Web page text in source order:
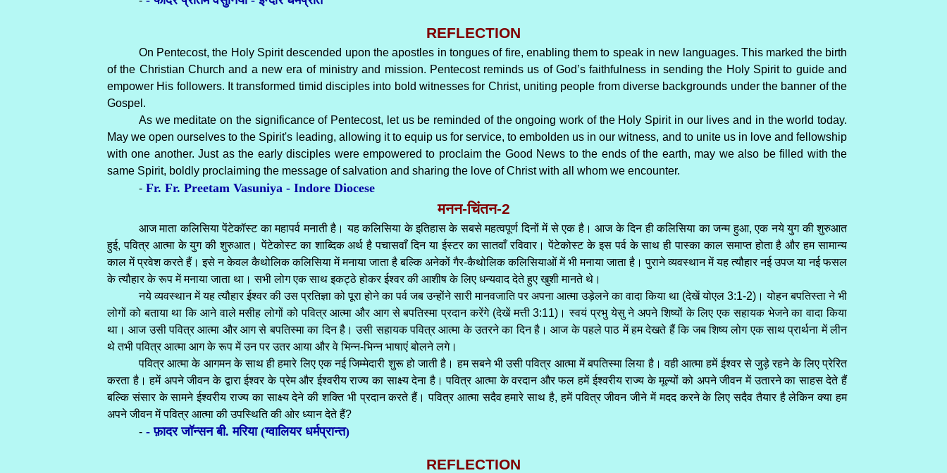
REFLECTION
On Pentecost, the Holy Spirit descended upon the apostles in tongues of fire, enabling them to speak in new languages. This marked the birth
of the Christian Church and a new era of ministry and mission. Pentecost reminds us of God’s faithfulness in sending the Holy Spirit to guide and
empower His followers. It transformed timid disciples into bold witnesses for Christ, uniting people from diverse backgrounds under the banner of the
Gospel.
As we meditate on the significance of Pentecost, let us be reminded of the ongoing work of the Holy Spirit in our lives and in the world today.
May we open ourselves to the Spirit's leading, allowing it to equip us for service, to embolden us in our witness, and to unite us in love and fellowship
with one another. Just as the early disciples were empowered to proclaim the Good News to the ends of the earth, may we also be filled with the
same Spirit, boldly proclaiming the message of salvation and sharing the love of Christ with all whom we encounter.
-Fr. Fr. Preetam Vasuniya - Indore Diocese
मनन-चिंतन-2
आज माता कलिसिया पेंटेकॉस्ट का महापर्व मनाती है। यह कलिसिया के इतिहास के सबसे महत्वपूर्ण दिनों में से एक है। आज के दिन ही कलिसिया का जन्म हुआ, एक नये युग की शुरुआत
हुई, पवित्र आत्मा के युग की शुरुआत। पेंटेकोस्ट का शाब्दिक अर्थ है पचासवाँ दिन या ईस्टर का सातवाँ रविवार। पेंटेकोस्ट के इस पर्व के साथ ही पास्का काल समाप्त होता है और हम सामान्य
काल में प्रवेश करते हैं। इसे न केवल कैथोलिक कलिसिया में मनाया जाता है बल्कि अनेकों गैर-कैथोलिक कलिसियाओं में भी मनाया जाता है। पुराने व्यवस्थान में यह त्यौहार नई उपज या नई फसल
के त्यौहार के रूप में मनाया जाता था। सभी लोग एक साथ इकट्ठे होकर ईश्वर की आशीष के लिए धन्यवाद देते हुए खुशी मानते थे।
नये व्यवस्थान में यह त्यौहार ईश्वर की उस प्रतिज्ञा को पूरा होने का पर्व जब उन्होंने सारी मानवजाति पर अपना आत्मा उड़ेलने का वादा किया था (देखें योएल 3:1-2)। योहन बपतिस्ता ने भी
लोगों को बताया था कि आने वाले मसीह लोगों को पवित्र आत्मा और आग से बपतिस्मा प्रदान करेंगे (देखें मत्ती 3:11)। स्वयं प्रभु येसु ने अपने शिष्यों के लिए एक सहायक भेजने का वादा किया
था। आज उसी पवित्र आत्मा और आग से बपतिस्मा का दिन है। उसी सहायक पवित्र आत्मा के उतरने का दिन है। आज के पहले पाठ में हम देखते हैं कि जब शिष्य लोग एक साथ प्रार्थना में लीन
थे तभी पवित्र आत्मा आग के रूप में उन पर उतर आया और वे भिन्न-भिन्न भाषाएं बोलने लगे।
पवित्र आत्मा के आगमन के साथ ही हमारे लिए एक नई जिम्मेदारी शुरू हो जाती है। हम सबने भी उसी पवित्र आत्मा में बपतिस्मा लिया है। वही आत्मा हमें ईश्वर से जुड़े रहने के लिए प्रेरित
करता है। हमें अपने जीवन के द्वारा ईश्वर के प्रेम और ईश्वरीय राज्य का साक्ष्य देना है। पवित्र आत्मा के वरदान और फल हमें ईश्वरीय राज्य के मूल्यों को अपने जीवन में उतारने का साहस देते हैं
बल्कि संसार के सामने ईश्वरीय राज्य का साक्ष्य देने की शक्ति भी प्रदान करते हैं। पवित्र आत्मा सदैव हमारे साथ है, हमें पवित्र जीवन जीने में मदद करने के लिए सदैव तैयार है लेकिन क्या हम
अपने जीवन में पवित्र आत्मा की उपस्थिति की ओर ध्यान देते हैं?
-- फ़ादर जॉन्सन बी. मरिया (ग्वालियर धर्मप्रान्त)
REFLECTION